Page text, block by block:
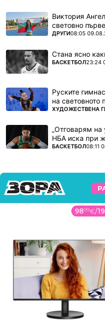
Виктория
световно
ПОВЕЧЕ ОТ
ДРУГИ08:05
Стана ясно
ПОВЕЧЕ ОТ
БАСКЕТБОЛ23:24
Руските
на световното
ПОВЕЧЕ ОТ
ХУДОЖЕСТВЕНА
„Отговарям
НБА иска при
ПОВЕЧЕ ОТ
БАСКЕТБОЛ08:11
9899€/